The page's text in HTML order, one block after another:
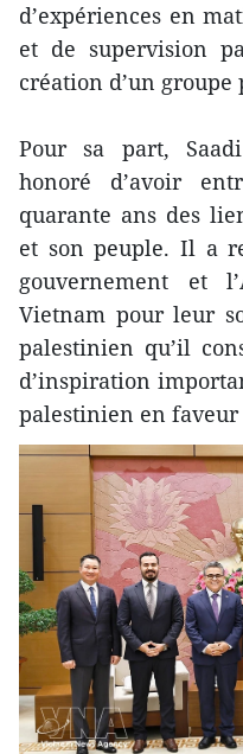
d’expériences en
et de supervision
création d’un
Pour sa part,
honoré d’avoir
quarante ans des
et son peuple. Il a
gouvernement et
Vietnam pour leur
palestinien qu’il
d’inspiration
palestinien en